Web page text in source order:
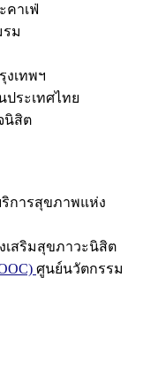
คาเฟ่
ม
งเทพฯ
ประเทศไทย
นิสิต
การสุขภาพแห่ง
เสริมสุขภาวะนิสิต
ศูนย์นวัตกรรม